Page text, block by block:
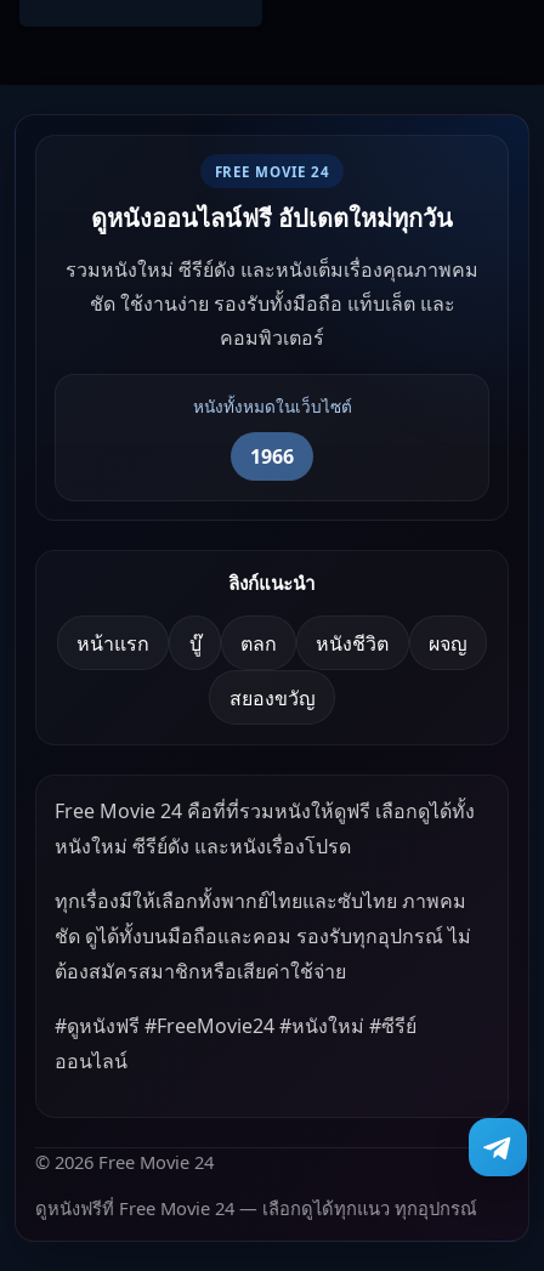
FREE MOVIE 24
ดูหนังออนไลน์ฟรี อัปเดตใหม่ทุกวัน
รวมหนังใหม่ ซีรีย์ดัง และหนังเต็มเรื่องคุณภาพคม
ชัด ใช้งานง่าย รองรับทั้งมือถือ แท็บเล็ต และ
คอมพิวเตอร์
หนังทั้งหมดในเว็บไซต์
1966
ลิงก์แนะนำ
หน้าแรก บู๊ ตลก หนังชีวิต ผจญ
สยองขวัญ
Free Movie 24 คือที่ที่รวมหนังให้ดูฟรี เลือกดูได้ทั้ง
หนังใหม่ ซีรีย์ดัง และหนังเรื่องโปรด
ทุกเรื่องมีให้เลือกทั้งพากย์ไทยและซับไทย ภาพคม
ชัด ดูได้ทั้งบนมือถือและคอม รองรับทุกอุปกรณ์ ไม่
ต้องสมัครสมาชิกหรือเสียค่าใช้จ่าย
#ดูหนังฟรี #FreeMovie24 #หนังใหม่ #ซีรีย์
ออนไลน์
© 2026 Free Movie 24
ดูหนังฟรีที่ Free Movie 24 — เลือกดูได้ทุกแนว ทุกอุปกรณ์